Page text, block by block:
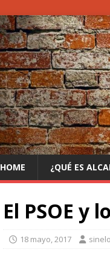
HOME ¿QUÉ ES
El PSOE y
18 mayo, 2017